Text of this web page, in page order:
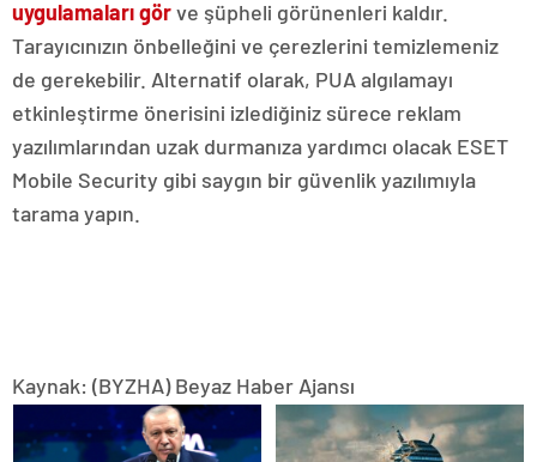
uygulamaları görve şüpheli görünenleri kaldır.
Tarayıcınızın önbelleğini ve çerezlerini temizlemeniz
de gerekebilir. Alternatif olarak, PUA algılamayı
etkinleştirme önerisini izlediğiniz sürece reklam
yazılımlarından uzak durmanıza yardımcı olacak ESET
Mobile Security gibi saygın bir güvenlik yazılımıyla
tarama yapın.
Kaynak: (BYZHA) Beyaz Haber Ajansı